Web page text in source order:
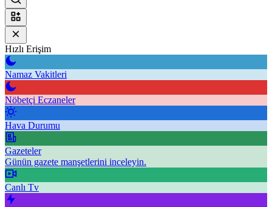
Hızlı Erişim
Namaz Vakitleri
Nöbetçi Eczaneler
Hava Durumu
Gazeteler
Günün gazete manşetlerini inceleyin.
Canlı Tv